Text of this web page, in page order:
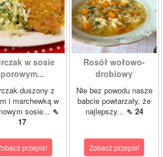
w sosie
porowym...
duszony z
i marchewką w
sosie... ⇖
17
przepis!
Rosół wołowo-
drobiowy
Nie bez powodu nasze
babcie powtarzały, że
najlepszy... ⇖ 24
Zobacz przepis!